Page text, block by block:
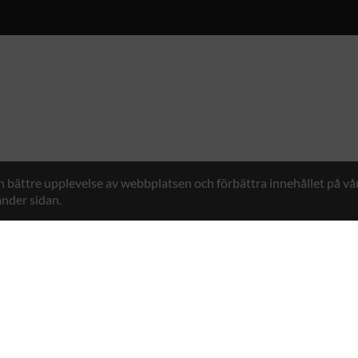
upplevelse av webbplatsen och förbättra innehållet på
sidan.